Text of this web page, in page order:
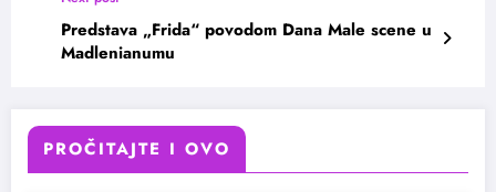
Predstava „Frida“ povodom Dana Male scene u
Madlenianumu
PROČITAJTE I OVO